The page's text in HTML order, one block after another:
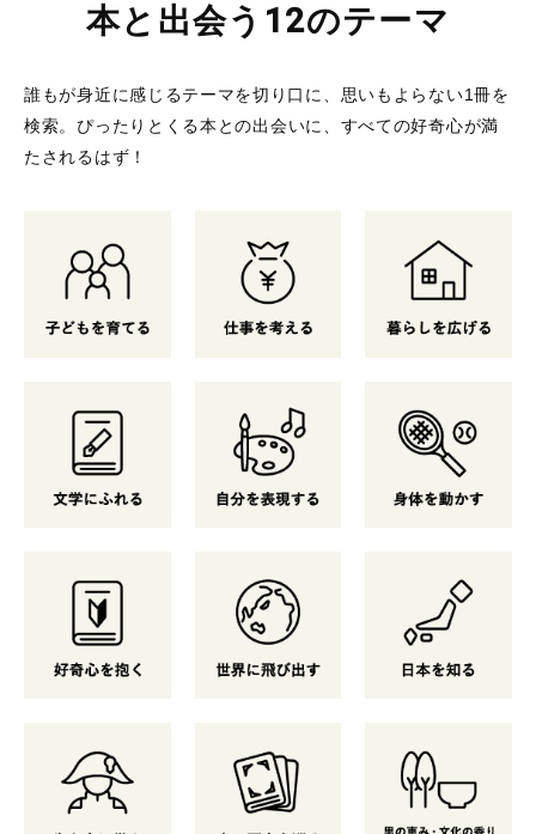
本と出会う12のテーマ
誰もが身近に感じるテーマを切り口に、思いもよらない1冊を
検索。 ぴったりとくる本との出会いに、すべての好奇心が満
たされるはず！